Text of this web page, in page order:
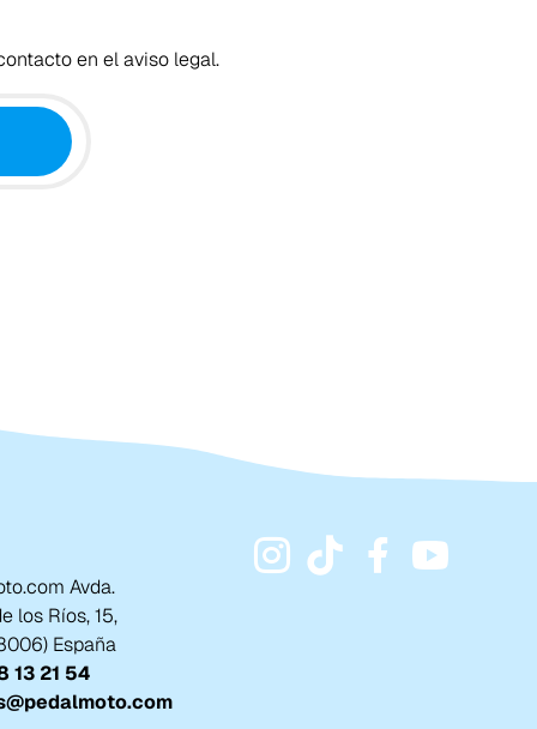
en el aviso legal.
Avda.
los Ríos, 15,
España
13 21 54